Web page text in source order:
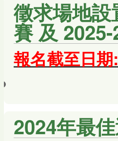
徵求場地
賽 及
報名截至日
2024年最